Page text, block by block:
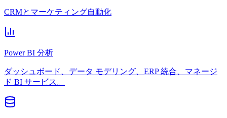
CRMとマーケティング自動化
Power BI 分析
ダッシュボード、データ モデリング、ERP 統合、マネージ
ド BI サービス。